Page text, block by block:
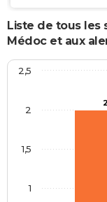
Liste de tous les
Médoc et aux
2
1
1,5
2
2,5